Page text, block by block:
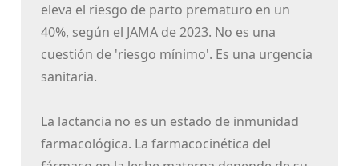
eleva el riesgo de parto prematuro en un
40%, según el JAMA de 2023. No es una
cuestión de 'riesgo mínimo'. Es una urgencia
sanitaria.
La lactancia no es un estado de inmunidad
farmacológica. La farmacocinética del